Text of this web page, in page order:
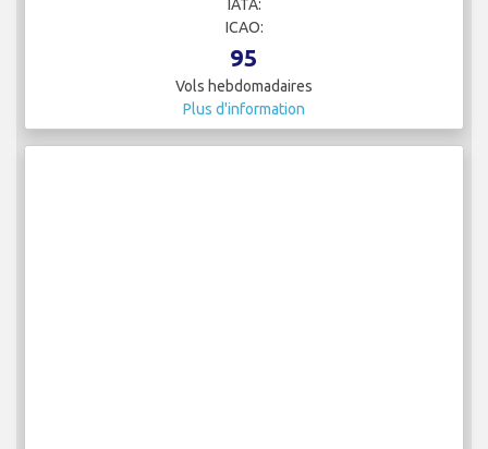
IATA:
ICAO:
95
Vols hebdomadaires
Plus d'information